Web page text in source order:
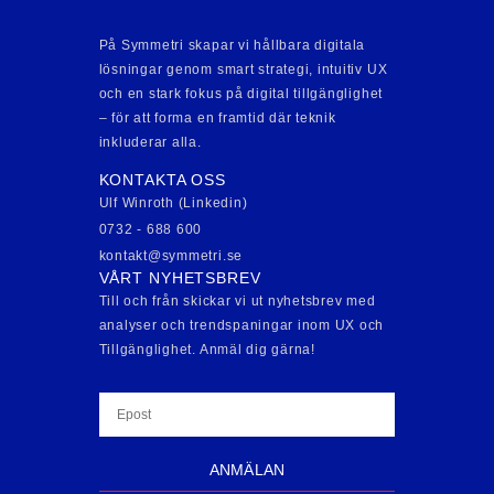
På Symmetri skapar vi hållbara digitala
lösningar genom smart strategi, intuitiv UX
och en stark fokus på digital tillgänglighet
– för att forma en framtid där teknik
inkluderar alla.
KONTAKTA OSS
Ulf Winroth (Linkedin)
0732 - 688 600
kontakt@symmetri.se
VÅRT NYHETSBREV
Till och från skickar vi ut nyhetsbrev med
analyser och trendspaningar inom UX och
Tillgänglighet. Anmäl dig gärna!
ANMÄLAN